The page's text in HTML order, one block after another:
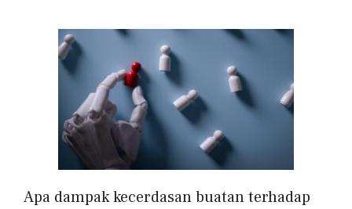
Apa dampak kecerdasan buatan terhadap